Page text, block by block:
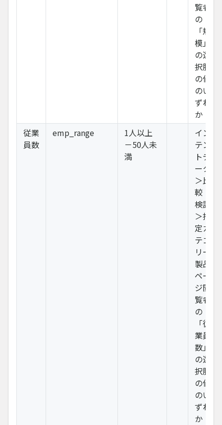
覧者
の
「規
模」
の選
択肢
の値
のい
ずれ
か
従業
員数
emp_range
1人以上
－50人未
満
イン
テン
トデ
ータ
＞比
較・
検討
＞指
定カ
テゴ
リー
製品
ペー
ジ閲
覧者
の
「従
業員
数」
の選
択肢
の値
のい
ずれ
か